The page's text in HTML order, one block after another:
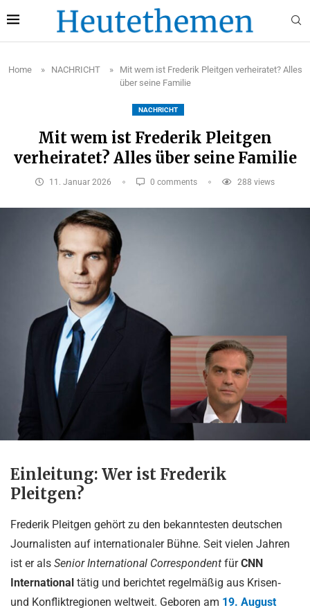
Home » NACHRICHT »
Mit wem ist Frederik Pleitgen verheiratet? Alles
über seine Familie
NACHRICHT
Mit wem ist Frederik Pleitgen
verheiratet? Alles über seine Familie
11. Januar 2026 0 comments 288 views
Einleitung: Wer ist Frederik
Pleitgen?
Frederik Pleitgen gehört zu den bekanntesten deutschen
Journalisten auf internationaler Bühne. Seit vielen Jahren
ist er als Senior International Correspondent fürCNN
International tätig und berichtet regelmäßig aus Krisen‑
und Konfliktregionen weltweit. Geboren am 19. August